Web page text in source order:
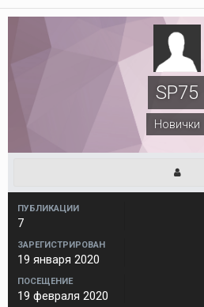
SP75
Новички
ПУБЛИКАЦИИ
7
ЗАРЕГИСТРИРОВАН
19 января 2020
ПОСЕЩЕНИЕ
19 февраля 2020